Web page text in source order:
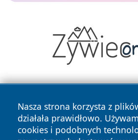
Nasza strona korzysta z
działała prawidłowo.
cookies i podobnych